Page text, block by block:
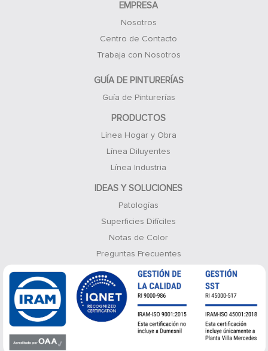
EMPRESA
Nosotros
Centro de Contacto
Trabaja con Nosotros
GUÍA DE PINTURERÍAS
Guía de Pinturerías
PRODUCTOS
Línea Hogar y Obra
Línea Diluyentes
Línea Industria
IDEAS Y SOLUCIONES
Patologías
Superficies Difíciles
Notas de Color
Preguntas Frecuentes